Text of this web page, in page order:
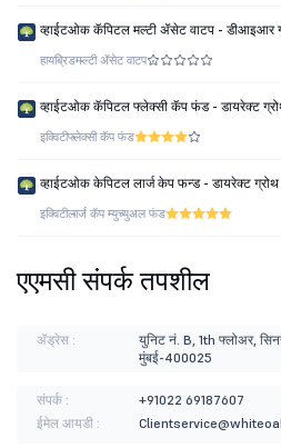
व्हाईटओक कॅपिटल मल्टी ॲसेट वाटप - डीआइआर
हायब्रिडमल्टी ॲसेट वाटप
व्हाईटओक कॅपिटल फ्लेक्सी कॅप फंड - डायरेक्ट
इक्विटीफ्लेक्सी कॅप फंड
व्हाईटओक केपिटल लार्ज केप फन्ड - डायरेक्ट ग्रोथ
इक्विटीलार्ज कॅप म्युच्युअल फंड
एएमसी संपर्क तपशील
ॲड्रेस :
युनिट नं. B, 1th फ्लोअर,
मुंबई-400025
संपर्क :
+91022 69187607
ईमेल आयडी :